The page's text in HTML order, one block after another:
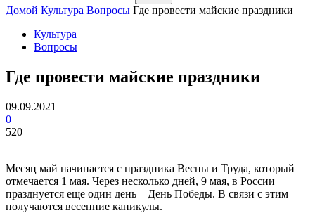
Домой Культура Вопросы Где провести майские праздники
Культура
Вопросы
Где провести майские праздники
09.09.2021
0
520
Месяц май начинается с праздника Весны и Труда, который
отмечается 1 мая. Через несколько дней, 9 мая, в России
празднуется еще один день – День Победы. В связи с этим
получаются весенние каникулы.